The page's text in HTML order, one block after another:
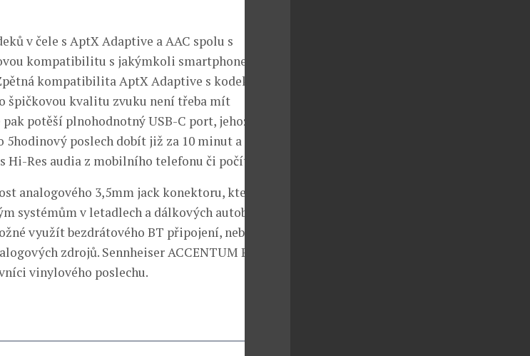
v čele s AptX Adaptive a AAC spolu s
kompatibilitu s jakýmkoli smartphonem,
kompatibilita AptX Adaptive s kodekem
špičkovou kvalitu zvuku není třeba mít
potěší plnohodnotný USB-C port, jehož
poslech dobít již za 10 minut a který
Res audia z mobilního telefonu či počítače.
analogového 3,5mm jack konektoru, který
systémům v letadlech a dálkových autobusech.
využít bezdrátového BT připojení, nebo
zdrojů. Sennheiser ACCENTUM Plus
vinylového poslechu.